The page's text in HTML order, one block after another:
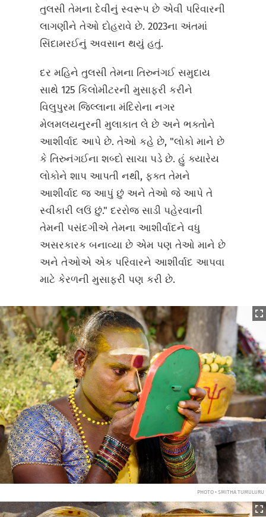
તુલસી તેમના દેવીનું સ્વરૂપ છે એવી પરિવારની
લાગણીને તેઓ દોહરાવે છે. 2023ના અંતમાં
સિંદામરઈનું અવસાન થયું હતું.
દર મહિને તુલસી તેમના તિરુનંગઈ સમુદાય
સાથે 125 કિલોમીટરની મુસાફરી કરીને
વિલુપુરમ જિલ્લાના મંદિરોના નગર
મેલમલયનુરની મુલાકાત લે છે અને ભક્તોને
આશીર્વાદ આપે છે. તેઓ કહે છે, "લોકો માને છે
કે તિરુનંગઈના શબ્દો સાચા પડે છે. હું ક્યારેય
લોકોને શાપ આપતી નથી, ફક્ત તેમને
આશીર્વાદ જ આપું છું અને તેઓ જે આપે તે
સ્વીકારી લઉં છું." દરરોજ સાડી પહેરવાની
તેમની પસંદગીએ તેમના આશીર્વાદને વધુ
અસરકારક બનાવ્યા છે એમ પણ તેઓ માને છે
અને તેઓએ એક પરિવારને આશીર્વાદ આપવા
માટે કેરળની મુસાફરી પણ કરી છે.
PHOTO • SMITHA TUMULURU